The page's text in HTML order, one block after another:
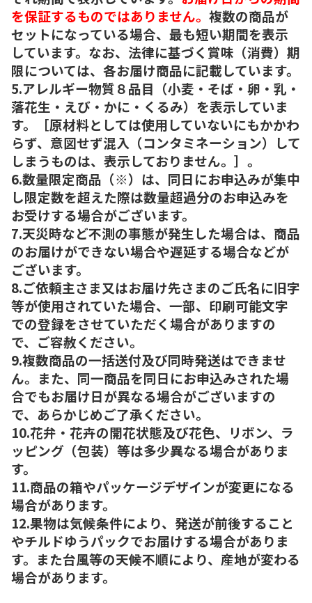
を保証するものではありません。 複数の商品が
セットになっている場合、最も短い期間を表示
しています。なお、法律に基づく賞味（消費）期
限については、各お届け商品に記載しています。
5.アレルギー物質８品目（小麦・そば・卵・乳・
落花生・えび・かに・くるみ）を表示していま
す。［原材料としては使用していないにもかかわ
らず、意図せず混入（コンタミネーション）して
しまうものは、表示しておりません。］。
6.数量限定商品（※）は、同日にお申込みが集中
し限定数を超えた際は数量超過分のお申込みを
お受けする場合がございます。
7.天災時など不測の事態が発生した場合は、商品
のお届けができない場合や遅延する場合などが
ございます。
8.ご依頼主さま又はお届け先さまのご氏名に旧字
等が使用されていた場合、一部、印刷可能文字
での登録をさせていただく場合がありますの
で、ご容赦ください。
9.複数商品の一括送付及び同時発送はできませ
ん。また、同一商品を同日にお申込みされた場
合でもお届け日が異なる場合がございますの
で、あらかじめご了承ください。
10.花弁・花卉の開花状態及び花色、リボン、ラ
ッピング（包装）等は多少異なる場合がありま
す。
11.商品の箱やパッケージデザインが変更になる
場合があります。
12.果物は気候条件により、発送が前後すること
やチルドゆうパックでお届けする場合がありま
す。また台風等の天候不順により、産地が変わる
場合があります。